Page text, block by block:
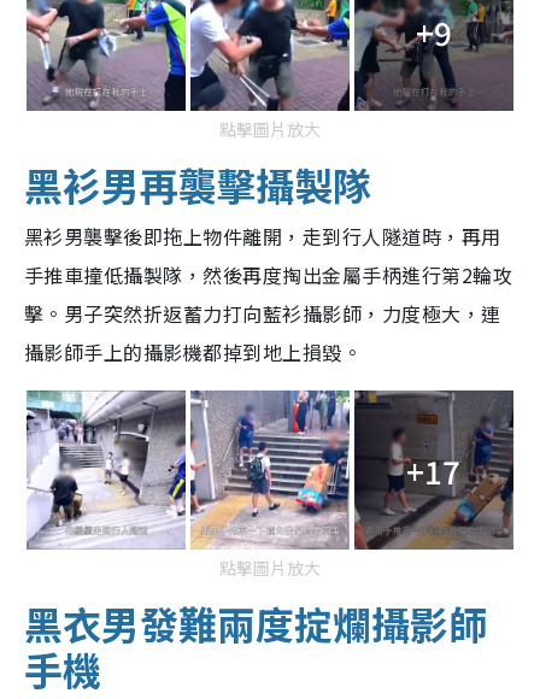
+9
點擊圖片放大
黑衫男再襲擊攝製隊
黑衫男襲擊後即拖上物件離開，走到行人隧道時，再用
手推車撞低攝製隊，然後再度掏出金屬手柄進行第2輪攻
擊。男子突然折返蓄力打向藍衫攝影師，力度極大，連
攝影師手上的攝影機都掉到地上損毀。
+17
點擊圖片放大
黑衣男發難兩度掟爛攝影師
手機